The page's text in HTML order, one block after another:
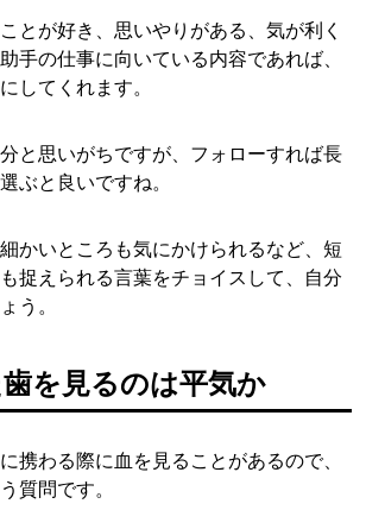
とが好き、思いやりがある、気が利く
手の仕事に向いている内容であれば、
してくれます。
と思いがちですが、フォローすれば長
ぶと良いですね。
かいところも気にかけられるなど、短
捉えられる言葉をチョイスして、自分
う。
を見るのは平気か
携わる際に血を見ることがあるので、
質問です。